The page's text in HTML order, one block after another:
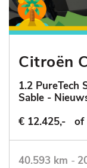
Citroën
1.2 PureTech
Sable -
€ 12.425,-
of
40.593 km -